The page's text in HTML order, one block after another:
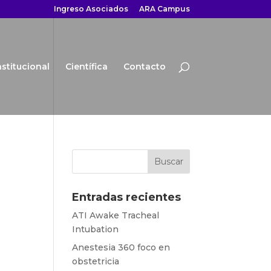
Ingreso Asociados ARA Campus
Científica Contacto
Entradas recientes
ATI Awake Tracheal
Intubation
Anestesia 360 foco en
obstetricia